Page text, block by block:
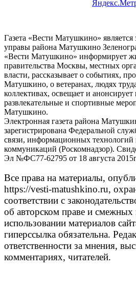
Газета «Вести Матушкино»
управы района Матушкино
«Вести Матушкино» информирует
правительства Москвы, местных
власти, рассказывает о событиях,
Матушкино, о ветеранах, людях
коллективах, освещает и анонсирует
развлекательные и спортивные
Матушкино.
Электронная газета района
зарегистрирована Федеральной
связи, информационных технологий
коммуникаций (Роскомнадзор).
Эл №ФС77-62795 от 18 августа
Все права на материалы,
https://vesti-matushkino.ru,
соответствии с
об авторском праве и
использовании материалов
гиперссылка обязательна.
ответственности за мнения,
комментариях, читателей.